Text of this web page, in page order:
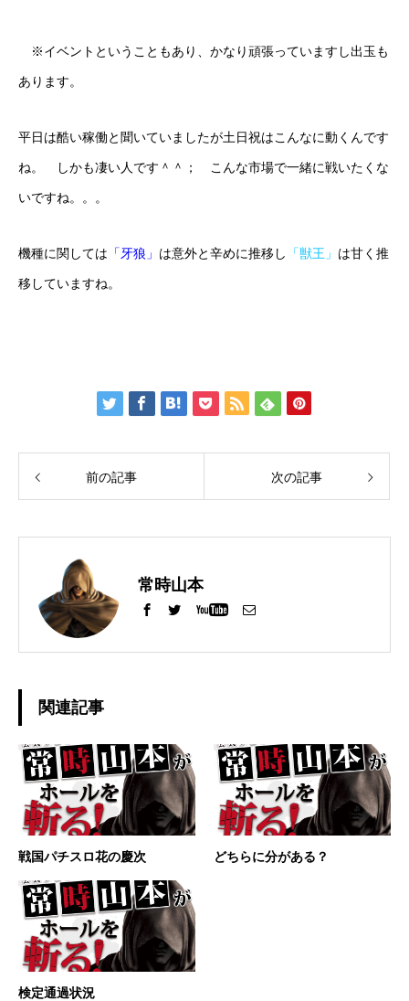
※イベントということもあり、かなり頑張っていますし出玉も
あります。
平日は酷い稼働と聞いていましたが土日祝はこんなに動くんです
ね。 しかも凄い人です＾＾； こんな市場で一緒に戦いたくな
いですね。。。
機種に関しては 「牙狼」 は意外と辛めに推移し 「獣王」 は甘く推
移していますね。
前の記事 次の記事
常時山本
関連記事
戦国パチスロ花の慶次 どちらに分がある？
検定通過状況